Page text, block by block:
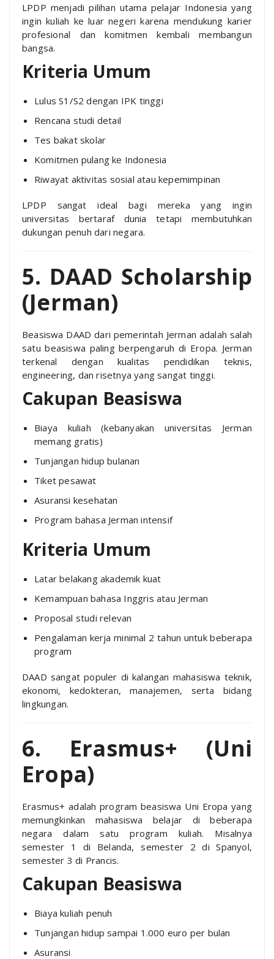
LPDP menjadi pilihan utama pelajar Indonesia yang
ingin kuliah ke luar negeri karena mendukung karier
profesional dan komitmen kembali membangun
bangsa.
Kriteria Umum
Lulus S1/S2 dengan IPK tinggi
Rencana studi detail
Tes bakat skolar
Komitmen pulang ke Indonesia
Riwayat aktivitas sosial atau kepemimpinan
LPDP sangat ideal bagi mereka yang ingin
universitas bertaraf dunia tetapi membutuhkan
dukungan penuh dari negara.
5. DAAD Scholarship
(Jerman)
Beasiswa DAAD dari pemerintah Jerman adalah salah
satu beasiswa paling berpengaruh di Eropa. Jerman
terkenal dengan kualitas pendidikan teknis,
engineering, dan risetnya yang sangat tinggi.
Cakupan Beasiswa
Biaya kuliah (kebanyakan universitas Jerman
memang gratis)
Tunjangan hidup bulanan
Tiket pesawat
Asuransi kesehatan
Program bahasa Jerman intensif
Kriteria Umum
Latar belakang akademik kuat
Kemampuan bahasa Inggris atau Jerman
Proposal studi relevan
Pengalaman kerja minimal 2 tahun untuk beberapa
program
DAAD sangat populer di kalangan mahasiswa teknik,
ekonomi, kedokteran, manajemen, serta bidang
lingkungan.
6. Erasmus+ (Uni
Eropa)
Erasmus+ adalah program beasiswa Uni Eropa yang
memungkinkan mahasiswa belajar di beberapa
negara dalam satu program kuliah. Misalnya
semester 1 di Belanda, semester 2 di Spanyol,
semester 3 di Prancis.
Cakupan Beasiswa
Biaya kuliah penuh
Tunjangan hidup sampai 1.000 euro per bulan
Asuransi